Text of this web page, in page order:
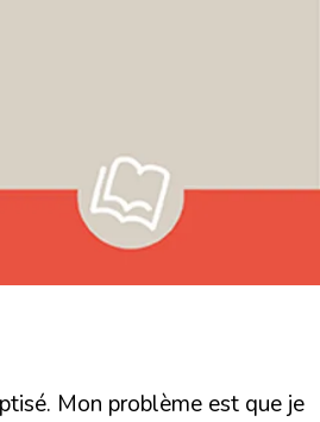
Mon problème est que je